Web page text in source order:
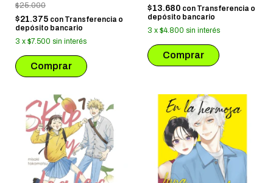
$25.000
$21.375 con Transferencia o
depósito bancario
3 x $7.500 sin interés
$13.680 con Transferencia o
depósito bancario
3 x $4.800 sin interés